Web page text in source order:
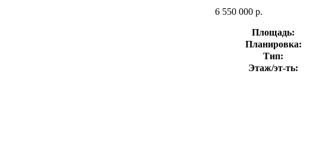
6 550 000 р.
Площадь:
Планировка:
Тип:
Этаж/эт-ть: